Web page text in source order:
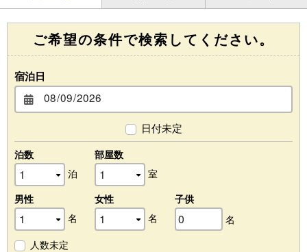
ご希望の条件で検索してください。
宿泊日
日付未定
泊数
泊
部屋数
室
男性
名
女性
名
子供
名
人数未定